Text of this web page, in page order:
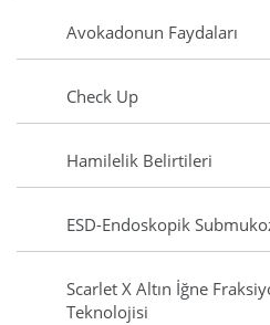
Avokadonun Faydaları
Check Up
Hamilelik Belirtileri
ESD-Endoskopik
Scarlet X Altın İğne
Teknolojisi